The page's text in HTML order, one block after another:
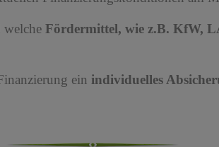
Fördermittel, wie z.B. KfW,
ein individuelles